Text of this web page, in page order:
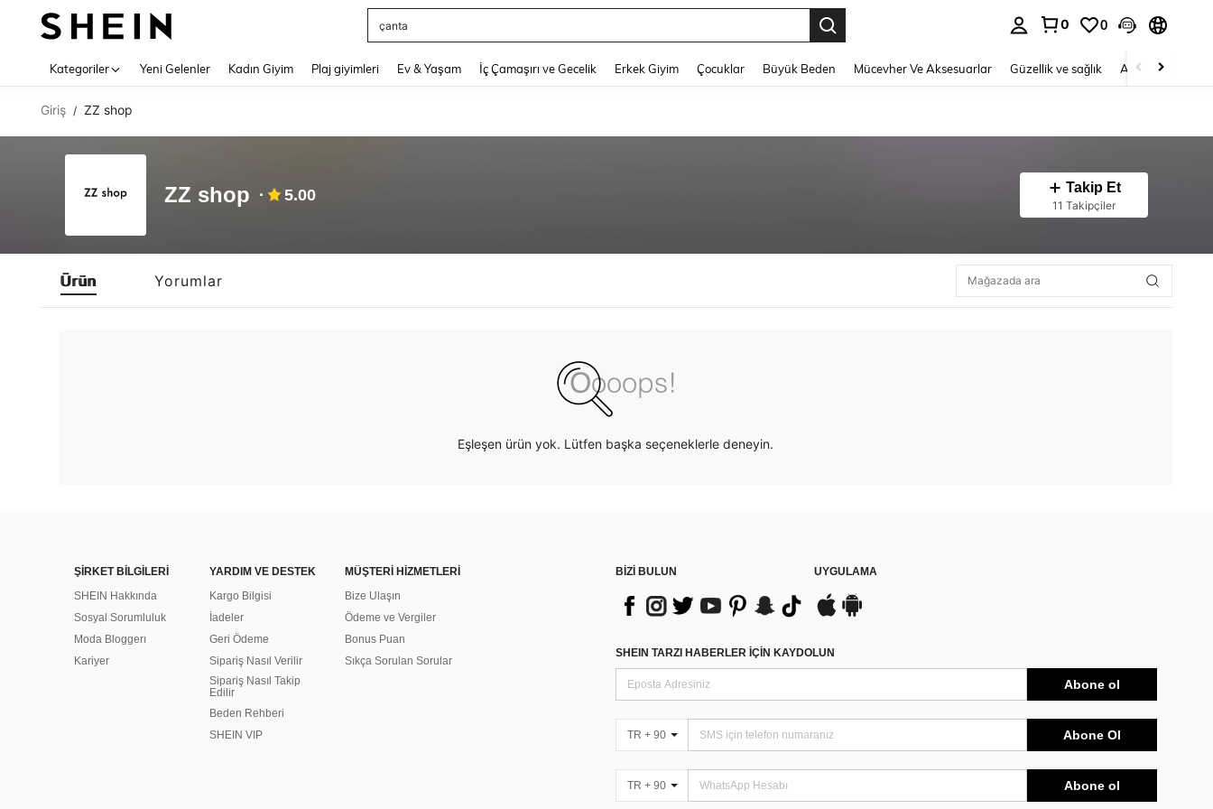
çanta
0 0
Kategoriler Yeni Gelenler Kadın Giyim Plaj giyimleri Ev & Yaşam İç Çamaşırı ve Gecelik Erkek Giyim Çocuklar Büyük Beden Mücevher Ve Aksesuarlar Güzellik ve sağlık Ayakkabı
Giriş / ZZ shop
ZZ shop 5.00 Takip Et
11 Takipçiler
Ürün Yorumlar
Eşleşen ürün yok. Lütfen başka seçeneklerle deneyin.
ŞİRKET BİLGİLERİ
SHEIN Hakkında
Sosyal Sorumluluk
Moda Bloggerı
Kariyer
YARDIM VE DESTEK
Kargo Bilgisi
İadeler
Geri Ödeme
Sipariş Nasıl Verilir
Sipariş Nasıl Takip
Edilir
Beden Rehberi
SHEIN VIP
MÜŞTERİ HİZMETLERİ
Bize Ulaşın
Ödeme ve Vergiler
Bonus Puan
Sıkça Sorulan Sorular
BİZİ BULUN UYGULAMA
SHEIN TARZI HABERLER IÇIN KAYDOLUN
Abone ol
TR + 90 Abone Ol
TR + 90 Abone ol